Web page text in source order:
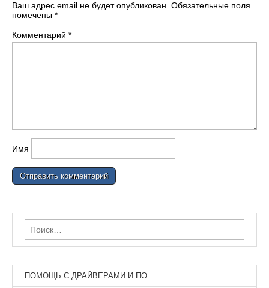
Ваш адрес email не будет опубликован. Обязательные поля
помечены *
Комментарий *
Имя
Найти:
ПОМОЩЬ С ДРАЙВЕРАМИ И ПО